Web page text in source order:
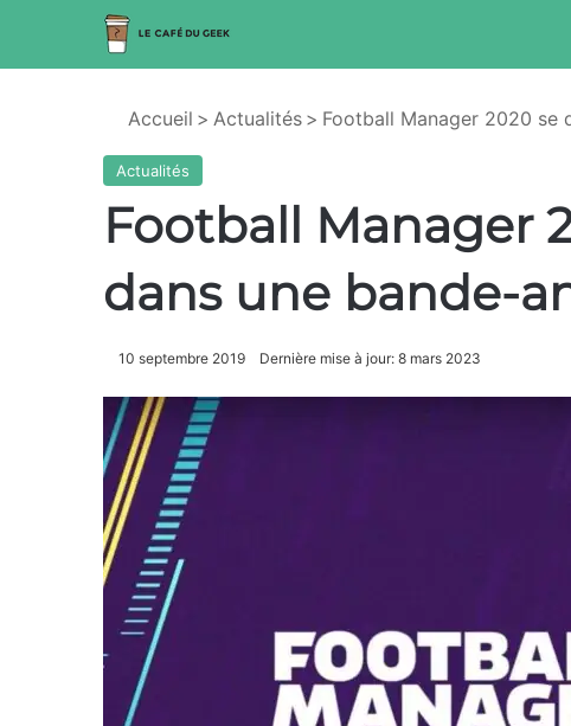
Accueil > Actualités > Football Manager 2020 se
Actualités
Football Manager
dans une bande-
10 septembre 2019 Dernière mise à jour: 8 mars 2023